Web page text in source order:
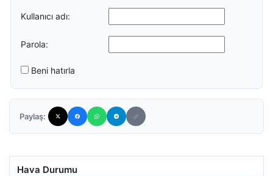
Kullanıcı adı:
Parola:
Beni hatırla
Paylaş:
Hava Durumu